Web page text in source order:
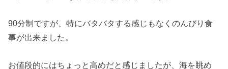
90分制ですが、特にバタバタする感じもなくのんびり食
事が出来ました。
お値段的にはちょっと高めだと感じましたが、海を眺め